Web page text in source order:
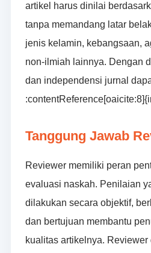
artikel harus dinilai
tanpa memandang latar
jenis kelamin, kebangsaan,
non-ilmiah lainnya. Dengan
dan independensi jurnal
Tanggung Jawab
Reviewer memiliki peran
evaluasi naskah. Penilaian
dilakukan secara objektif,
dan bertujuan membantu
kualitas artikelnya. Reviewer